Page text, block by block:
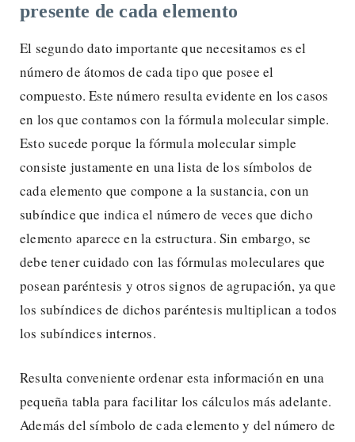
presente de cada elemento
El segundo dato importante que necesitamos es el
número de átomos de cada tipo que posee el
compuesto. Este número resulta evidente en los casos
en los que contamos con la fórmula molecular simple.
Esto sucede porque la fórmula molecular simple
consiste justamente en una lista de los símbolos de
cada elemento que compone a la sustancia, con un
subíndice que indica el número de veces que dicho
elemento aparece en la estructura. Sin embargo, se
debe tener cuidado con las fórmulas moleculares que
posean paréntesis y otros signos de agrupación, ya que
los subíndices de dichos paréntesis multiplican a todos
los subíndices internos.
Resulta conveniente ordenar esta información en una
pequeña tabla para facilitar los cálculos más adelante.
Además del símbolo de cada elemento y del número de